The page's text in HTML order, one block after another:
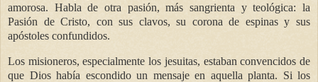
amorosa. Habla de otra pasión, más sangrienta y teológica: la
Pasión de Cristo, con sus clavos, su corona de espinas y sus
apóstoles confundidos.
Los misioneros, especialmente los jesuitas, estaban convencidos de
que Dios había escondido un mensaje en aquella planta. Si los